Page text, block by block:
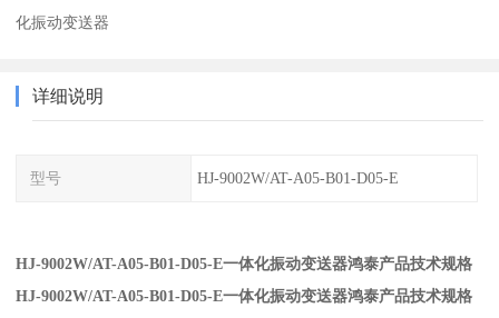
化振动变送器
详细说明
型号 HJ-9002W/AT-A05-B01-D05-E
HJ-9002W/AT-A05-B01-D05-E一体化振动变送器鸿泰产品技术规格
HJ-9002W/AT-A05-B01-D05-E一体化振动变送器鸿泰产品技术规格